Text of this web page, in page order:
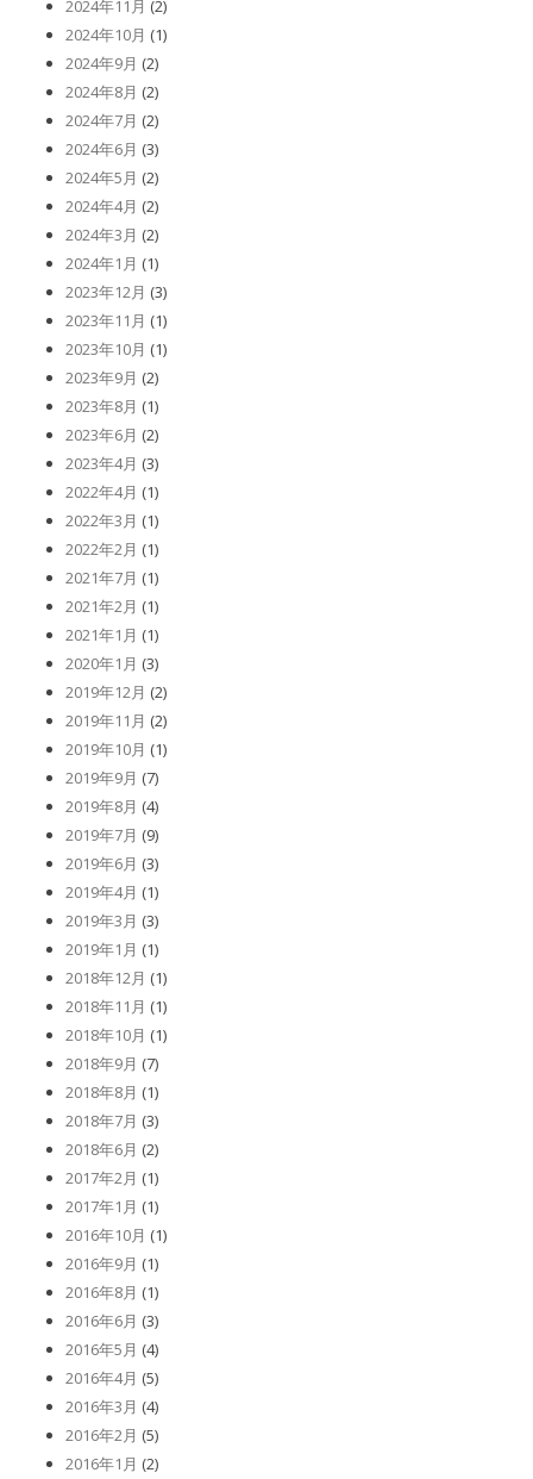
2024年11月 (2)
2024年10月 (1)
2024年9月 (2)
2024年8月 (2)
2024年7月 (2)
2024年6月 (3)
2024年5月 (2)
2024年4月 (2)
2024年3月 (2)
2024年1月 (1)
2023年12月 (3)
2023年11月 (1)
2023年10月 (1)
2023年9月 (2)
2023年8月 (1)
2023年6月 (2)
2023年4月 (3)
2022年4月 (1)
2022年3月 (1)
2022年2月 (1)
2021年7月 (1)
2021年2月 (1)
2021年1月 (1)
2020年1月 (3)
2019年12月 (2)
2019年11月 (2)
2019年10月 (1)
2019年9月 (7)
2019年8月 (4)
2019年7月 (9)
2019年6月 (3)
2019年4月 (1)
2019年3月 (3)
2019年1月 (1)
2018年12月 (1)
2018年11月 (1)
2018年10月 (1)
2018年9月 (7)
2018年8月 (1)
2018年7月 (3)
2018年6月 (2)
2017年2月 (1)
2017年1月 (1)
2016年10月 (1)
2016年9月 (1)
2016年8月 (1)
2016年6月 (3)
2016年5月 (4)
2016年4月 (5)
2016年3月 (4)
2016年2月 (5)
2016年1月 (2)